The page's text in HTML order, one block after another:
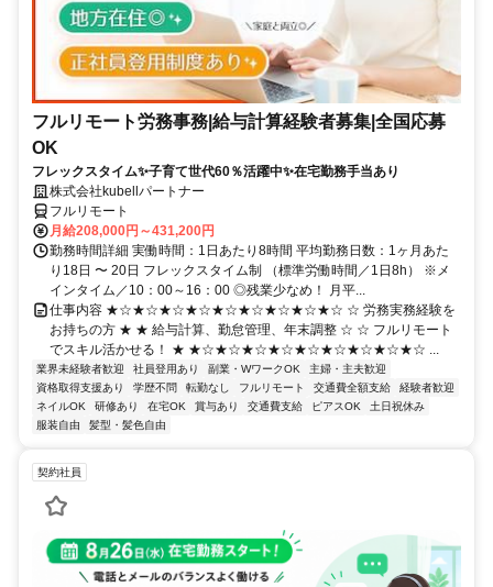
フルリモート労務事務|給与計算経験者募集|全国応募
OK
フレックスタイム✨子育て世代60％活躍中✨在宅勤務手当あり
株式会社kubellパートナー
フルリモート
月給208,000円～431,200円
勤務時間詳細 実働時間：1日あたり8時間 平均勤務日数：1ヶ月あた
り18日 〜 20日 フレックスタイム制 （標準労働時間／1日8h） ※メ
インタイム／10：00～16：00 ◎残業少なめ！ 月平...
仕事内容 ★☆★☆★☆★☆★☆★☆★☆★☆★☆ ☆ 労務実務経験を
お持ちの方 ★ ★ 給与計算、勤怠管理、年末調整 ☆ ☆ フルリモート
でスキル活かせる！ ★ ★☆★☆★☆★☆★☆★☆★☆★☆★☆ ...
業界未経験者歓迎 社員登用あり 副業・WワークOK
主婦・主夫歓迎
資格取得支援あり
学歴不問 転勤なし フルリモート 交通費全額支給
経験者歓迎
ネイルOK
研修あり 在宅OK 賞与あり 交通費支給 ピアスOK
土日祝休み
服装自由
髪型・髪色自由
契約社員